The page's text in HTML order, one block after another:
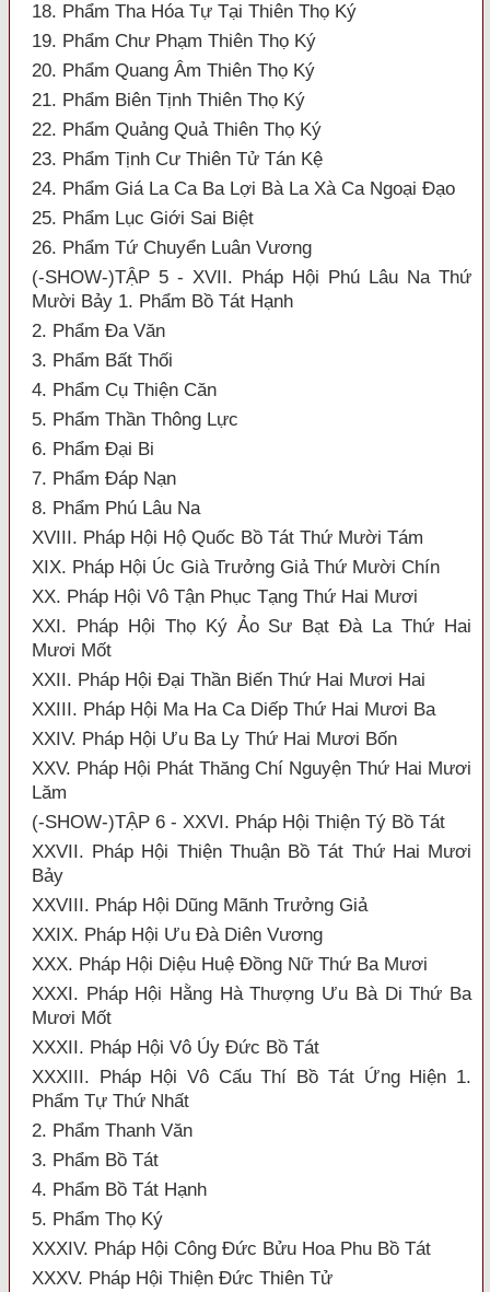
18. Phẩm Tha Hóa Tự Tại Thiên Thọ Ký
19. Phẩm Chư Phạm Thiên Thọ Ký
20. Phẩm Quang Âm Thiên Thọ Ký
21. Phẩm Biên Tịnh Thiên Thọ Ký
22. Phẩm Quảng Quả Thiên Thọ Ký
23. Phẩm Tịnh Cư Thiên Tử Tán Kệ
24. Phẩm Giá La Ca Ba Lợi Bà La Xà Ca Ngoại Đạo
25. Phẩm Lục Giới Sai Biệt
26. Phẩm Tứ Chuyển Luân Vương
(-SHOW-)TẬP 5 - XVII. Pháp Hội Phú Lâu Na Thứ
Mười Bảy 1. Phẩm Bồ Tát Hạnh
2. Phẩm Đa Văn
3. Phẩm Bất Thối
4. Phẩm Cụ Thiện Căn
5. Phẩm Thần Thông Lực
6. Phẩm Đại Bi
7. Phẩm Đáp Nạn
8. Phẩm Phú Lâu Na
XVIII. Pháp Hội Hộ Quốc Bồ Tát Thứ Mười Tám
XIX. Pháp Hội Úc Già Trưởng Giả Thứ Mười Chín
XX. Pháp Hội Vô Tận Phục Tạng Thứ Hai Mươi
XXI. Pháp Hội Thọ Ký Ảo Sư Bạt Đà La Thứ Hai
Mươi Mốt
XXII. Pháp Hội Đại Thần Biến Thứ Hai Mươi Hai
XXIII. Pháp Hội Ma Ha Ca Diếp Thứ Hai Mươi Ba
XXIV. Pháp Hội Ưu Ba Ly Thứ Hai Mươi Bốn
XXV. Pháp Hội Phát Thăng Chí Nguyện Thứ Hai Mươi
Lăm
(-SHOW-)TẬP 6 - XXVI. Pháp Hội Thiện Tý Bồ Tát
XXVII. Pháp Hội Thiện Thuận Bồ Tát Thứ Hai Mươi
Bảy
XXVIII. Pháp Hội Dũng Mãnh Trưởng Giả
XXIX. Pháp Hội Ưu Đà Diên Vương
XXX. Pháp Hội Diệu Huệ Đồng Nữ Thứ Ba Mươi
XXXI. Pháp Hội Hằng Hà Thượng Ưu Bà Di Thứ Ba
Mươi Mốt
XXXII. Pháp Hội Vô Úy Đức Bồ Tát
XXXIII. Pháp Hội Vô Cấu Thí Bồ Tát Ứng Hiện 1.
Phẩm Tự Thứ Nhất
2. Phẩm Thanh Văn
3. Phẩm Bồ Tát
4. Phẩm Bồ Tát Hạnh
5. Phẩm Thọ Ký
XXXIV. Pháp Hội Công Đức Bửu Hoa Phu Bồ Tát
XXXV. Pháp Hội Thiện Đức Thiên Tử